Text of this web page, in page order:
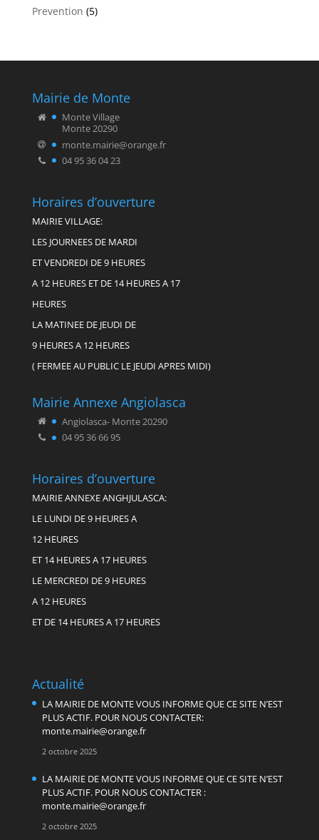
Prevention (5)
Mairie de Monte
Monte Village
Monte 20290
monte.mairie@orange.fr
04 95 36 04 23
Horaires d’ouverture
MAIRIE VILLAGE:
LES JOURNEES DE MARDI
ET VENDREDI DE 9 HEURES
A 12 HEURES ET DE 14 HEURES A 17
HEURES
LA MATINEE DE JEUDI DE
9 HEURES A 12 HEURES
( FERMEE AU PUBLIC LE JEUDI APRES MIDI)
Mairie Annexe Angiolasca
Angiolasca- Monte 20290
04 95 36 66 95
Horaires d’ouverture
MAIRIE ANNEXE ANGHJULASCA:
LE LUNDI DE 9 HEURES A
12 HEURES
ET 14 HEURES A 17 HEURES
LE MERCREDI DE 9 HEURES
A 12 HEURES
ET DE 14 HEURES A 17 HEURES
Actualité
LA MAIRIE DE MONTE VOUS INFORME QUE CE SITE N’EST
PLUS ACTIF. POUR NOUS CONTACTER:
monte.mairie@orange.fr
2 octobre 2025
LA MAIRIE DE MONTE VOUS INFORME QUE CE SITE N’EST
PLUS ACTIF. POUR NOUS CONTACTER :
monte.mairie@orange.fr
2 octobre 2025